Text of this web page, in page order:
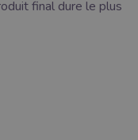
final dure le plus